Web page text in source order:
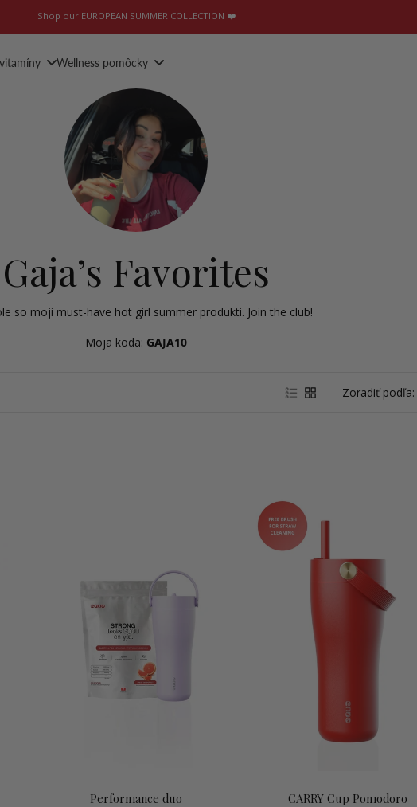
Shop our EUROPEAN SUMMER COLLECTION ❤️
Wellness pomôcky
Gaja’s Favorites
so moji must-have hot girl summer produkti. Join the club!
Moja koda: GAJA10
Zoradiť podľa:
Performance duo CARRY Cup Pomodoro